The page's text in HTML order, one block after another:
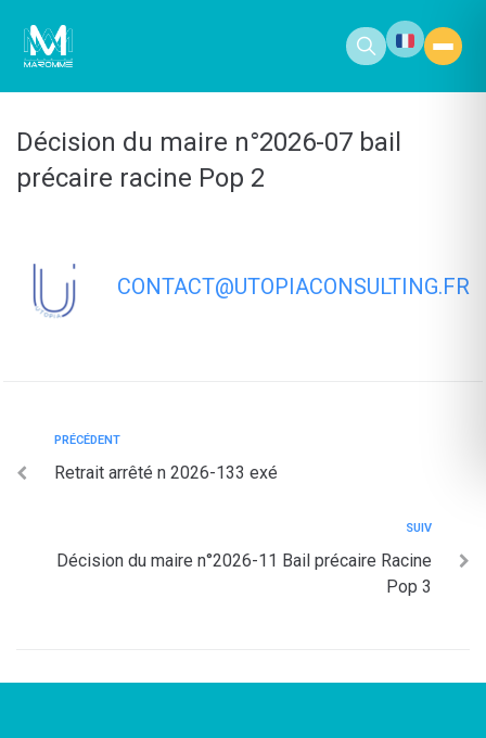
principal
Décision du maire n°2026-07 bail
précaire racine Pop 2
CONTACT@UTOPIACONSULTING.FR
PRÉCÉDENT
Retrait arrêté n 2026-133 exé
SUIV
Décision du maire n°2026-11 Bail précaire Racine
Pop 3